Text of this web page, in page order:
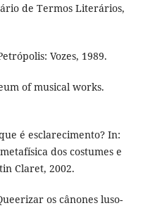
de Termos Literários,
Vozes, 1989.
of musical works.
é esclarecimento? In:
metafísica dos costumes e
Claret, 2002.
os cânones luso-